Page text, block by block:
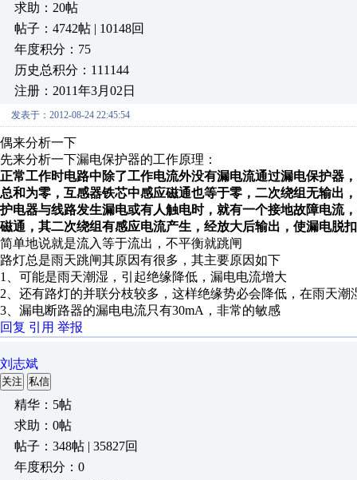
求助：20帖
帖子：4742帖 | 10148回
年度积分：75
历史总积分：111144
注册：2011年3月02日
发表于：2012-08-24 22:45:54
偶来分析一下
先来分析一下漏电保护器的工作原理：
正常工作时电路中除了工作电流外没有漏电流通过漏电保护器
总和为零，互感器铁芯中感应磁通也等于零，二次绕组无输出
护电器与线路发生漏电或有人触电时，就有一个接地故障电流
磁通，其二次绕组有感应电流产生，经放大后输出，使漏电脱
简单地说就是流入等于流出，不平衡就跳闸
路灯总是雨天跳闸其原因有很多，其主要原因如下
1、可能是雨天潮湿，引起绝缘降低，漏电电流增大
2、还有路灯的并联分枝较多，这样绝缘势必会降低，在雨天潮
3、漏电断路器的漏电电流只有30mA，非常的敏感
回复 引用 举报
刘志斌
关注 私信
精华：5帖
求助：0帖
帖子：348帖 | 35827回
年度积分：0